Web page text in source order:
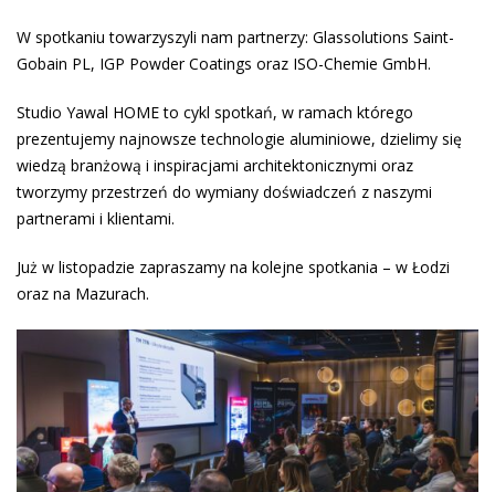
W spotkaniu towarzyszyli nam partnerzy: Glassolutions Saint-
Gobain PL, IGP Powder Coatings oraz ISO-Chemie GmbH.
Studio Yawal HOME to cykl spotkań, w ramach którego
prezentujemy najnowsze technologie aluminiowe, dzielimy się
wiedzą branżową i inspiracjami architektonicznymi oraz
tworzymy przestrzeń do wymiany doświadczeń z naszymi
partnerami i klientami.
Już w listopadzie zapraszamy na kolejne spotkania – w Łodzi
oraz na Mazurach.